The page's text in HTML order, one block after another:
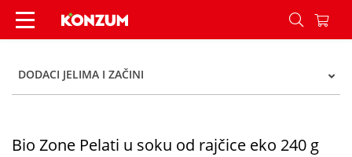
Bio Zone Pelati u soku od rajčice eko 240 g -
DODACI JELIMA I ZAČINI
Bio Zone Pelati u soku od rajčice eko 240 g